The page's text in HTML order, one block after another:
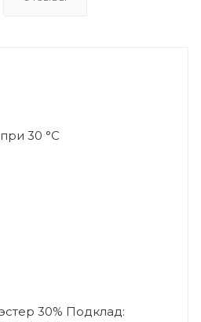
30 °C
30% Подклад: